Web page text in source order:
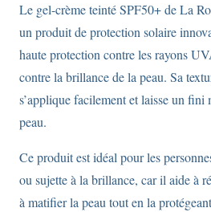
Roche
Posay
Anthelios
-
50ml
Le gel-crème teinté SPF50+ de La
un produit de protection solaire
haute protection contre les rayons
contre la brillance de la peau. Sa
s’applique facilement et laisse un fini
peau.
Ce produit est idéal pour les
ou sujette à la brillance, car il aide à
à matifier la peau tout en la